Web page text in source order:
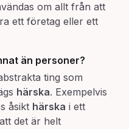
om allt från att
ett företag eller ett
än personer?
ting som
härska. Exempelvis
åsikt härska i ett
det är helt